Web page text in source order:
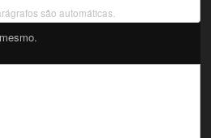
são automáticas.